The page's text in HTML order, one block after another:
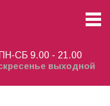
ПН-СБ 9.00 - 21.00
выходной